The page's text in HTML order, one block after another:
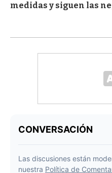
medidas y siguen las